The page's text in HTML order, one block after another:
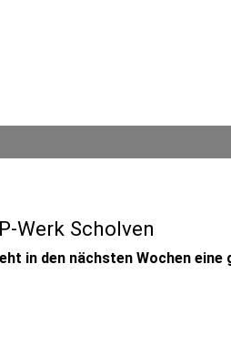
Werk Scholven
in den nächsten Wochen eine